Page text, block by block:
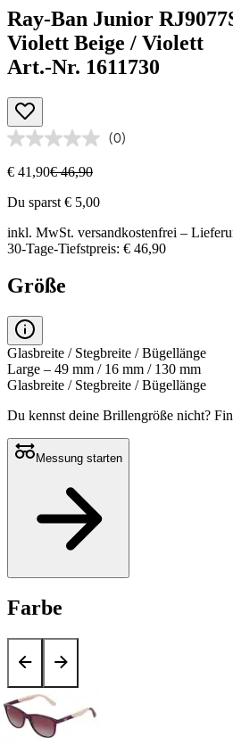
Ray-Ban Junior
Violett Beige / Violett
Art.-Nr. 1611730
(0)
€ 41,90€ 46,90
Du sparst € 5,00
inkl. MwSt. versandkostenfrei –
30-Tage-Tiefstpreis: € 46,90
Größe
Glasbreite / Stegbreite / Bügellänge
Large – 49 mm / 16 mm / 130 mm
Glasbreite / Stegbreite / Bügellänge
Du kennst deine Brillengröße nicht?
Messung starten
Farbe